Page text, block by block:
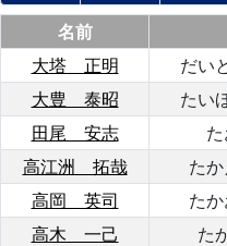
名前
大塔 正明
だい
大豊 泰昭
たい
田尾 安志
高江洲 拓哉
た
高岡 英司
た
高木 一己
た